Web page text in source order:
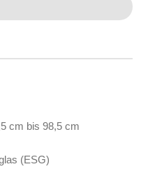
cm bis 98,5 cm
(ESG)